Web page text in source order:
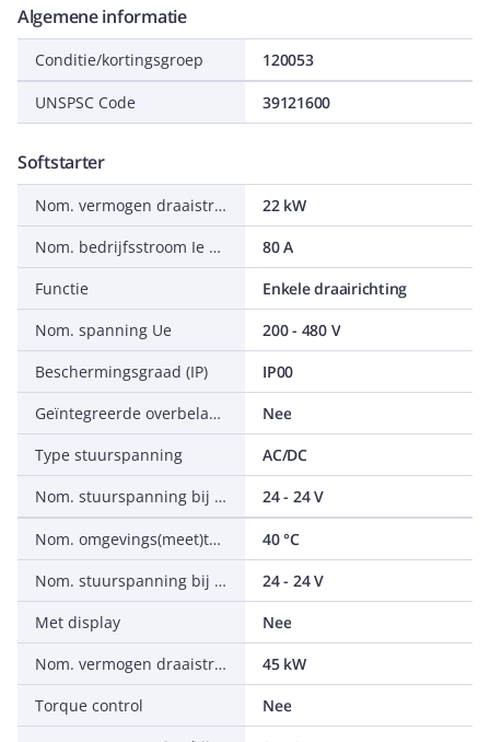
Algemene informatie
Conditie/kortingsgroep 120053
UNSPSC Code 39121600
Softstarter
Nom. vermogen draaistroommotor, standaardschakeling, bij 230 V
22 kW
Nom. bedrijfsstroom Ie bij 40 °C
80 A
Functie
Enkele draairichting
Nom. spanning Ue
200 - 480 V
Beschermingsgraad (IP)
IP00
Geïntegreerde overbelastingsbeveiliging motor
Nee
Type stuurspanning
AC/DC
Nom. stuurspanning bij AC 60 Hz
24 - 24 V
Nom. omgevings(meet)temperatuur zonder derating
40 °C
Nom. stuurspanning bij DC
24 - 24 V
Met display
Nee
Nom. vermogen draaistroommotor, standaardschakeling, bij 400 V
45 kW
Torque control
Nee